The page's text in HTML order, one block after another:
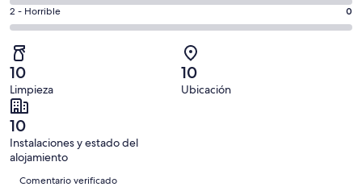
3
con
una
puntuación
de
10
-
Excelente
de
con
una
puntuación
de
8
-
Bueno
un
total
de
3
con
una
puntuación
de
6
-
Normal
comentarios
de
total
de
3
con
una
puntuación
de
0
comentarios
de
un
total
de
3
con
una
puntuación
de
2 - Horrible 0
10
Limpieza
10
Ubicación
10
Instalaciones y estado del
alojamiento
Comentarios
Comentario verificado